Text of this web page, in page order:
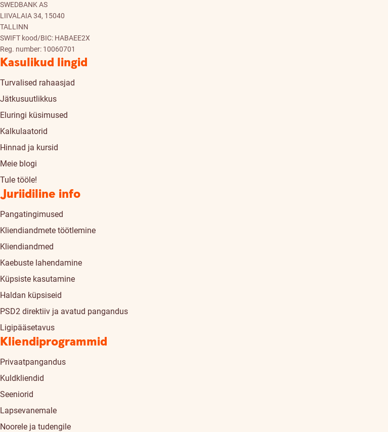
SWEDBANK AS
LIIVALAIA 34, 15040
TALLINN
SWIFT kood/BIC: HABAEE2X
Reg. number: 10060701
Kasulikud lingid
Turvalised rahaasjad
Jätkusuutlikkus
Eluringi küsimused
Kalkulaatorid
Hinnad ja kursid
Meie blogi
Tule tööle!
Juriidiline info
Pangatingimused
Kliendiandmete töötlemine
Kliendiandmed
Kaebuste lahendamine
Küpsiste kasutamine
Haldan küpsiseid
PSD2 direktiiv ja avatud pangandus
Ligipääsetavus
Kliendiprogrammid
Privaatpangandus
Kuldkliendid
Seeniorid
Lapsevanemale
Noorele ja tudengile